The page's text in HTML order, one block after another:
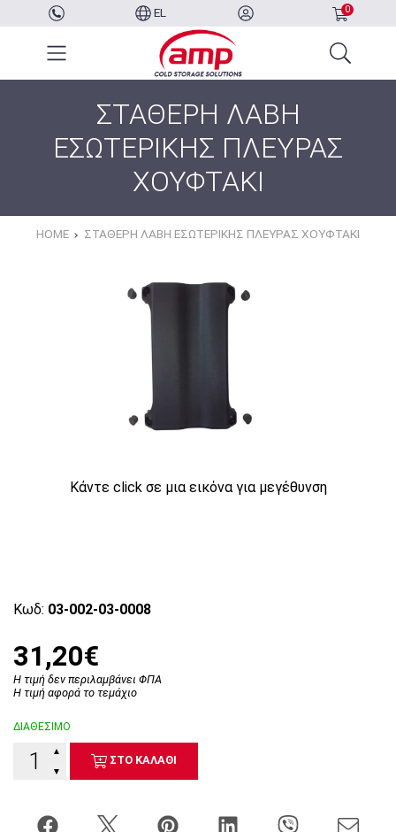
EL 0
ΣΤΑΘΕΡΗ ΛΑΒΗ
ΕΣΩΤΕΡΙΚΗΣ ΠΛΕΥΡΑΣ
ΧΟΥΦΤΑΚΙ
HOME ΣΤΑΘΕΡΗ ΛΑΒΗ ΕΣΩΤΕΡΙΚΗΣ ΠΛΕΥΡΑΣ ΧΟΥΦΤΑΚΙ
Κάντε click σε μια εικόνα για μεγέθυνση
Κωδ: 03-002-03-0008
31,20€
Η τιμή δεν περιλαμβάνει ΦΠΑ
Η τιμή αφορά το τεμάχιο
ΔΙΑΘΕΣΙΜΟ
▼
▲
ΣΤΟ ΚΑΛΑΘΙ